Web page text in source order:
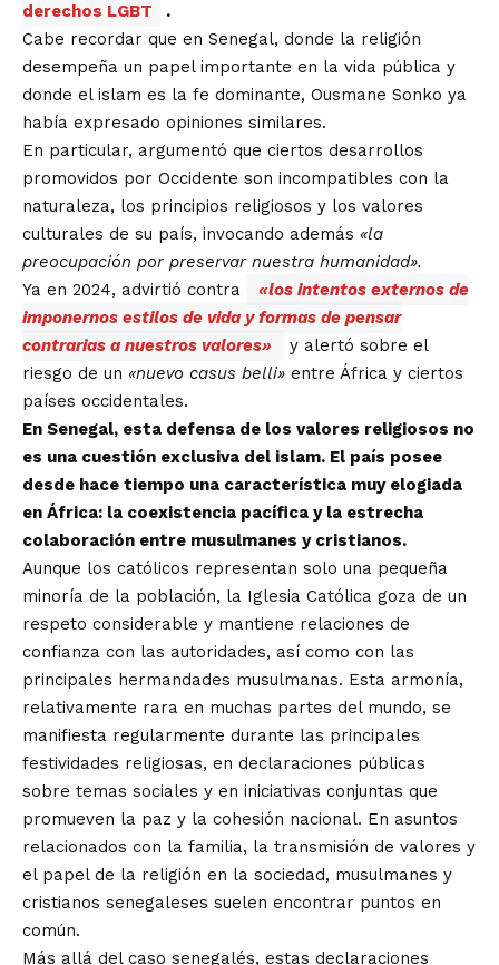
derechos LGBT
.
Cabe recordar que en Senegal, donde la religión
desempeña un papel importante en la vida pública y
donde el islam es la fe dominante, Ousmane Sonko ya
había expresado opiniones similares.
En particular, argumentó que ciertos desarrollos
promovidos por Occidente son incompatibles con la
naturaleza, los principios religiosos y los valores
culturales de su país, invocando además «la
preocupación por preservar nuestra humanidad».
Ya en 2024, advirtió contra
«los intentos externos de
imponernos estilos de vida y formas de pensar
contrarias a nuestros valores»
y alertó sobre el
riesgo de un «nuevo casus belli» entre África y ciertos
países occidentales.
En Senegal, esta defensa de los valores religiosos no
es una cuestión exclusiva del islam. El país posee
desde hace tiempo una característica muy elogiada
en África: la coexistencia pacífica y la estrecha
colaboración entre musulmanes y cristianos.
Aunque los católicos representan solo una pequeña
minoría de la población, la Iglesia Católica goza de un
respeto considerable y mantiene relaciones de
confianza con las autoridades, así como con las
principales hermandades musulmanas. Esta armonía,
relativamente rara en muchas partes del mundo, se
manifiesta regularmente durante las principales
festividades religiosas, en declaraciones públicas
sobre temas sociales y en iniciativas conjuntas que
promueven la paz y la cohesión nacional. En asuntos
relacionados con la familia, la transmisión de valores y
el papel de la religión en la sociedad, musulmanes y
cristianos senegaleses suelen encontrar puntos en
común.
Más allá del caso senegalés, estas declaraciones